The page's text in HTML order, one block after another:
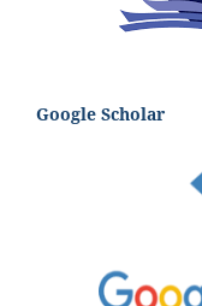
Google Scholar